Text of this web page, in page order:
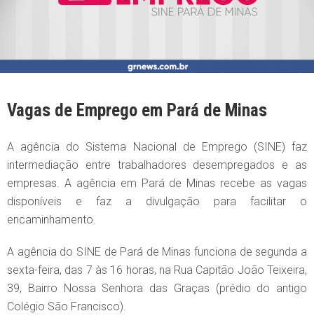
Vagas de Emprego em Pará de Minas
A agência do Sistema Nacional de Emprego (SINE) faz
intermediação entre trabalhadores desempregados e as
empresas. A agência em Pará de Minas recebe as vagas
disponíveis e faz a divulgação para facilitar o
encaminhamento.
A agência do SINE de Pará de Minas funciona de segunda a
sexta-feira, das 7 às 16 horas, na Rua Capitão João Teixeira,
39, Bairro Nossa Senhora das Graças (prédio do antigo
Colégio São Francisco).